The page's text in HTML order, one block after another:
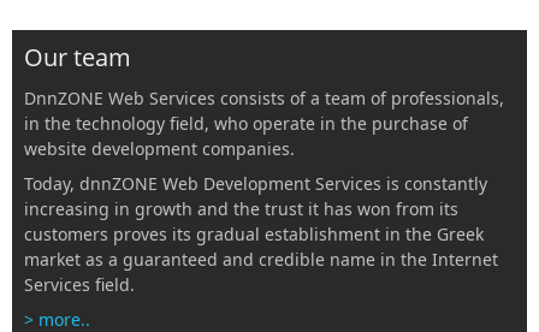
Our team
DnnZONE Web Services consists of a team of professionals,
in the technology field, who operate in the purchase of
website development companies.
Today, dnnZONE Web Development Services is constantly
increasing in growth and the trust it has won from its
customers proves its gradual establishment in the Greek
market as a guaranteed and credible name in the Internet
Services field.
> more..